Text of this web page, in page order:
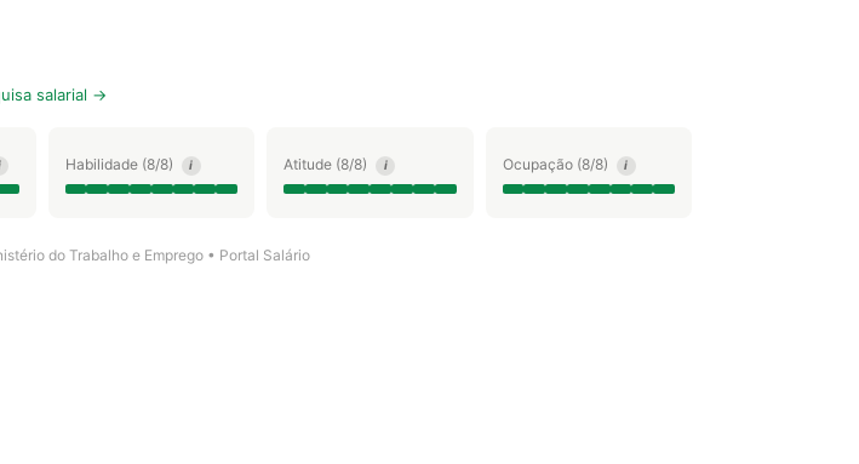
salarial →
Habilidade (8/8) i Atitude (8/8) i Ocupação (8/8) i
do Trabalho e Emprego • Portal Salário